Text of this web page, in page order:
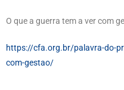
O que a guerra tem a ver com
https://cfa.org.br/palavra-do-
com-gestao/